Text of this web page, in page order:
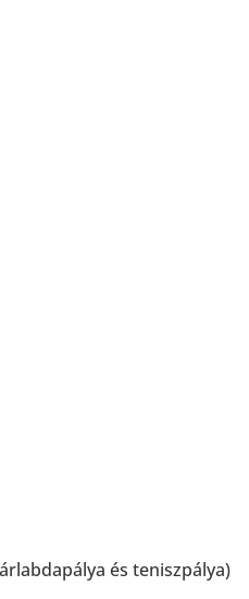
és teniszpálya)